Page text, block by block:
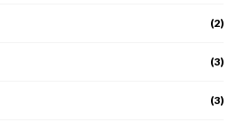
(2)
(3)
(3)